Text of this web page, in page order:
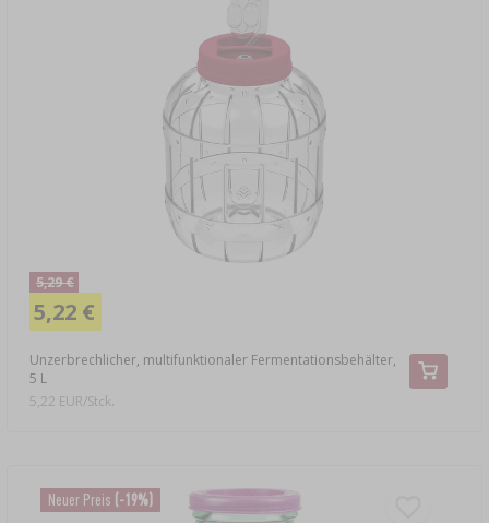
Unzerbrechlicher, multifunktionaler Fermentationsbehälter,
5 L
5,29 €
5,22 €
5,22 EUR/Stck.
Neuer Preis (-19%)